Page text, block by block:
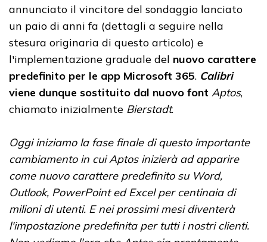
annunciato il vincitore del sondaggio lanciato
un paio di anni fa (dettagli a seguire nella
stesura originaria di questo articolo) e
l'implementazione graduale del nuovo carattere
predefinito per le app Microsoft 365. Calibri
viene dunque sostituito dal nuovo font Aptos,
chiamato inizialmente Bierstadt.
Oggi iniziamo la fase finale di questo importante
cambiamento in cui Aptos inizierà ad apparire
come nuovo carattere predefinito su Word,
Outlook, PowerPoint ed Excel per centinaia di
milioni di utenti. E nei prossimi mesi diventerà
l'impostazione predefinita per tutti i nostri clienti.